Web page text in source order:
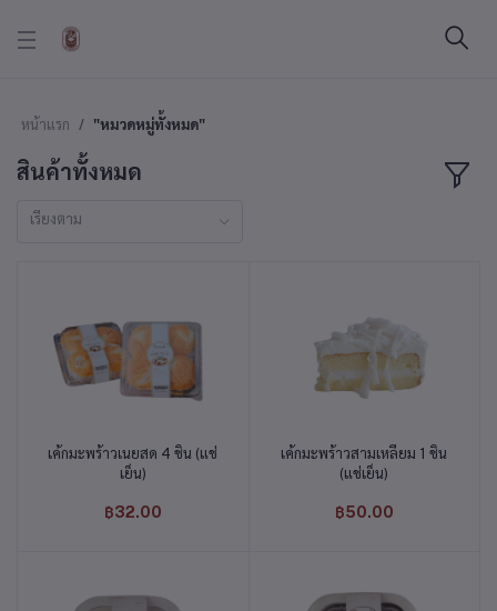
หน้าแรก "หมวดหมู่ทั้งหมด"
สินค้าทั้งหมด
เรียงตาม
หยิบใส่ตะกร้า
เค้กมะพร้าวเนยสด 4 ชิ้น (แช่
เย็น)
฿32.00
หยิบใส่ตะกร้า
เค้กมะพร้าวสามเหลี่ยม 1 ชิ้น
(แช่เย็น)
฿50.00